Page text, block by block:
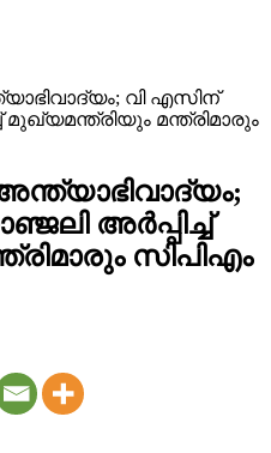
വി എസിന്
മുഖ്യമന്ത്രിയും മന്ത്രിമാരും
അർപ്പിച്ച്
സിപിഎം